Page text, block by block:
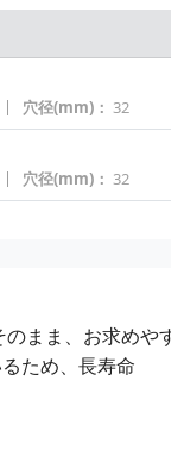
穴径(mm)： 32
穴径(mm)： 32
まま、お求めや
ため、長寿命